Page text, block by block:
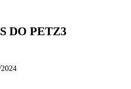
DO PETZ3